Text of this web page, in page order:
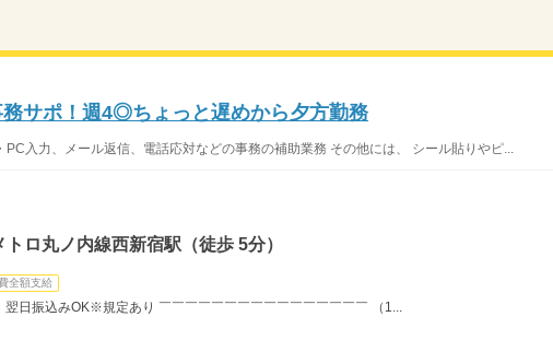
サポ！週4◎ちょっと遅めから夕方勤務
PC入力、メール返信、電話応対などの事務の補助業務 その他には、 シール貼りやピ...
ロ丸ノ内線西新宿駅（徒歩 5分）
全額支給
翌日振込みOK※規定あり ￣￣￣￣￣￣￣￣￣￣￣￣￣￣￣￣ （1...